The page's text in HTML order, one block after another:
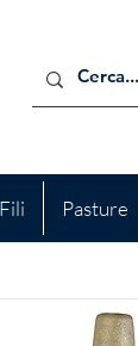
Fili Pasture